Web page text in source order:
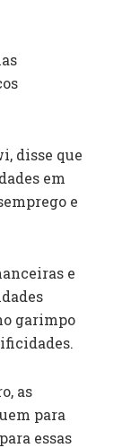
disse que
em
e
e
garimpo
as
para
essas